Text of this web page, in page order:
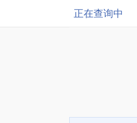
正在查询中